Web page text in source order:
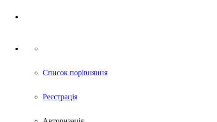
Список порівняння
Реєстрація